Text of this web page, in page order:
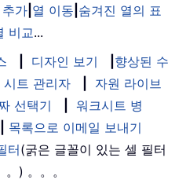
가 열 이동 숨겨진 열의 표
비교...
디자인 보기
향상된 수
트 관리자
자원 라이브
선택기
워크시트 병
목록으로 이메일 보내기
터(굵은 글꼴이 있는 셀 필터
) 。。。